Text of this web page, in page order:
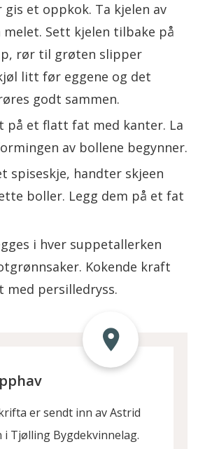
gis et oppkok. Ta kjelen av
Sett kjelen tilbake på
rør til grøten slipper
litt før eggene og det
godt sammen.
på et flatt fat med kanter. La
av bollene begynner.
spiseskje, handter skjeen
boller. Legg dem på et fat
i hver suppetallerken
Kokende kraft
med persilledryss.
er sendt inn av Astrid
i Tjølling Bygdekvinnelag.